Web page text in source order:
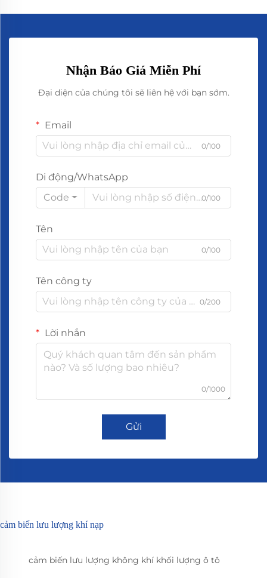
Nhận Báo Giá Miễn Phí
Đại diện của chúng tôi sẽ liên hệ với bạn sớm.
Email
0/100
Di động/WhatsApp
Code
0/100
Tên
0/100
Tên công ty
0/200
Lời nhắn
0/1000
Gửi
cảm biến lưu lượng khí nạp
cảm biến lưu lượng không khí khối lượng ô tô